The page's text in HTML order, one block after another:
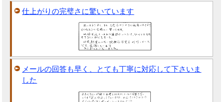
仕上がりの完璧さに驚いています
メールの回答も早く、とても丁寧に対応して下さいま
した